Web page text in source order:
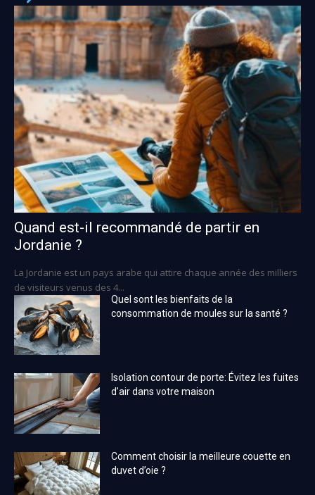
Quand est-il recommandé de partir en
Jordanie ?
La Jordanie est un pays arabe qui attire chaque année des milliers
de visiteurs venus des 4...
Quel sont les bienfaits de la
consommation de moules sur la santé ?
Isolation contour de porte: Évitez les fuites
d’air dans votre maison
Comment choisir la meilleure couette en
duvet d’oie ?